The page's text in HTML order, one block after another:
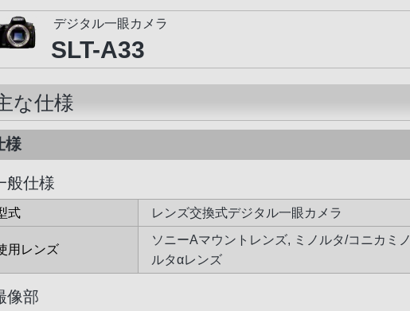
デジタル一眼カメラ
SLT-A33
な仕様
様
般仕様
式 レンズ交換式デジタル一眼カメラ
用レンズ
ソニーAマウントレンズ, ミノルタ/コニカミノ
ルタαレンズ
像部